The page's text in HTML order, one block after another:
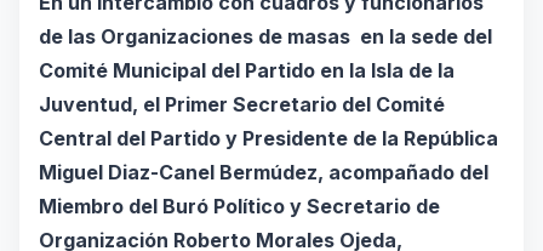
de las Organizaciones de masas en la sede del
Comité Municipal del Partido en la Isla de la
Juventud, el Primer Secretario del Comité
Central del Partido y Presidente de la República
Miguel Diaz-Canel Bermúdez, acompañado del
Miembro del Buró Político y Secretario de
Organización Roberto Morales Ojeda,